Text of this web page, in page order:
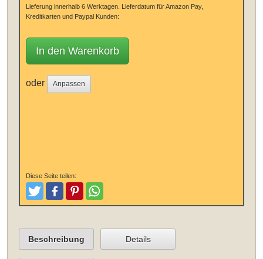
Lieferung innerhalb 6 Werktagen. Lieferdatum für Amazon Pay,
Kreditkarten und Paypal Kunden:
In den Warenkorb
oder Anpassen
Diese Seite teilen:
TweetenPostenPinterestTeilen
Beschreibung Details